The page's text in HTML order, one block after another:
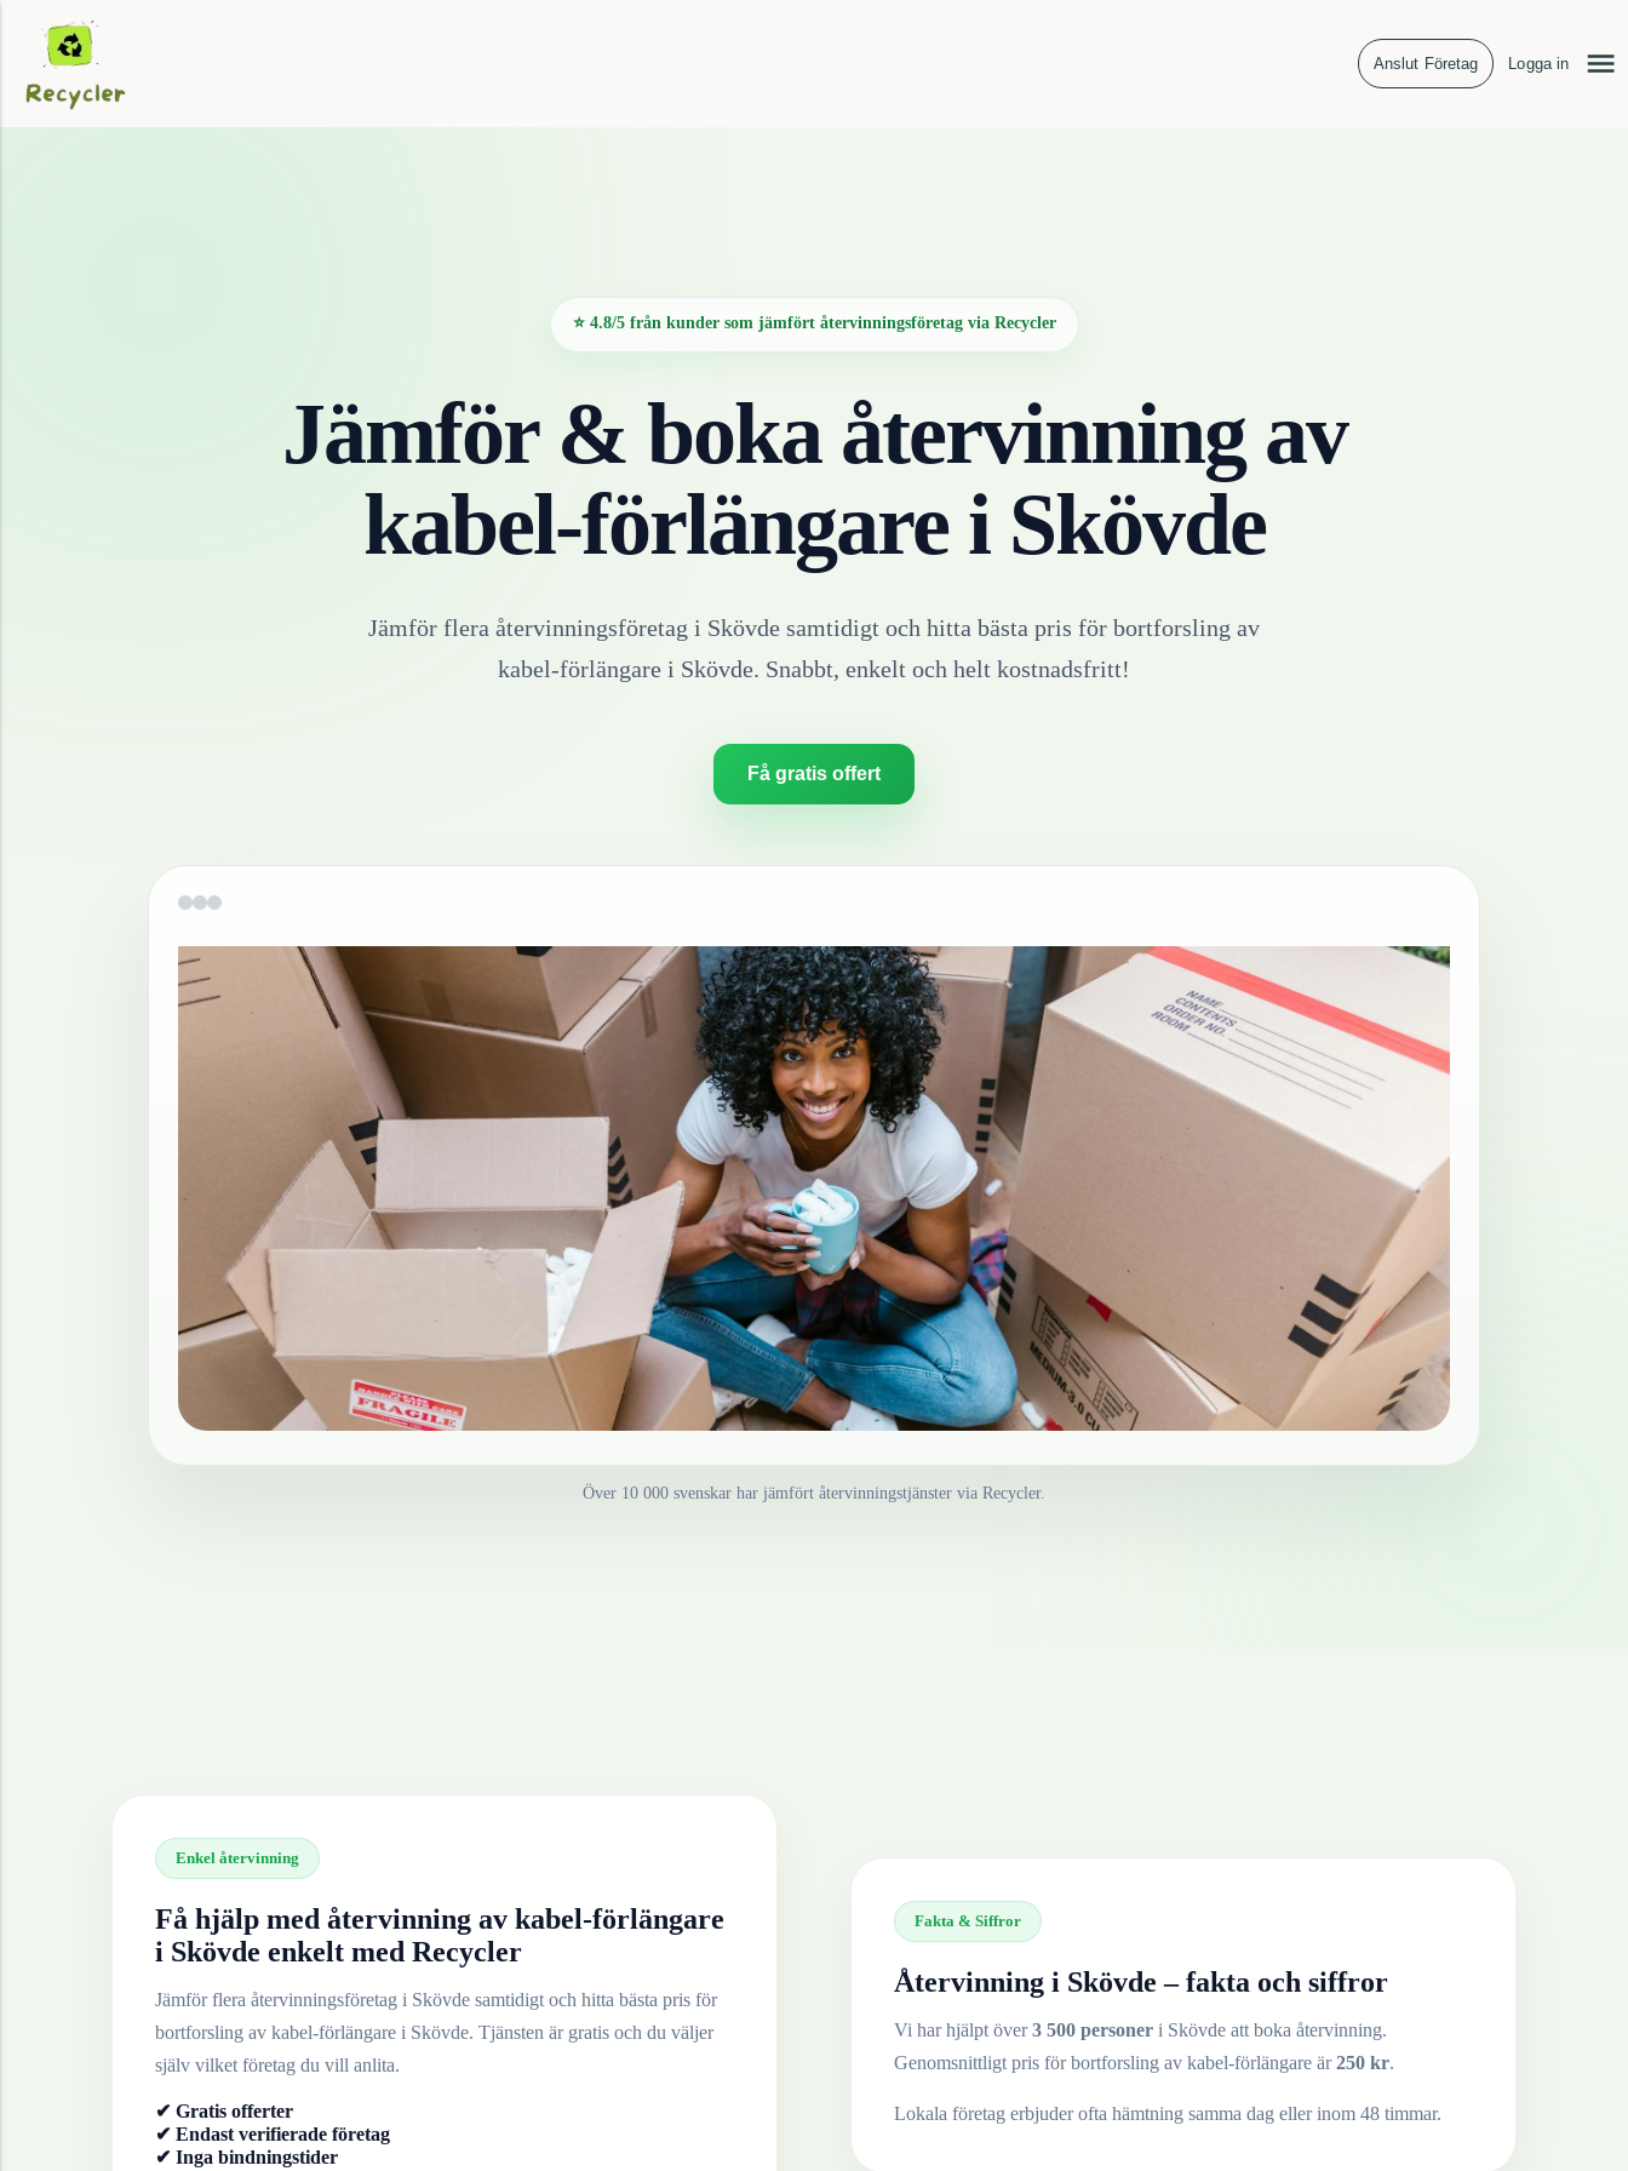
Anslut Företag Logga in
⭐ 4.8/5 från kunder som jämfört återvinningsföretag via Recycler
Jämför & boka återvinning av
kabel-förlängarei Skövde
Jämför flera återvinningsföretag i Skövde samtidigt och hitta bästa pris för bortforsling av
kabel-förlängare i Skövde. Snabbt, enkelt och helt kostnadsfritt!
Få gratis offert
Över 10 000 svenskar har jämfört återvinningstjänster via Recycler.
Enkel återvinning
Få hjälp med återvinning av kabel-förlängare
i Skövde enkelt med Recycler
Jämför flera återvinningsföretag i Skövde samtidigt och hitta bästa pris för
bortforsling av kabel-förlängare i Skövde. Tjänsten är gratis och du väljer
själv vilket företag du vill anlita.
✔ Gratis offerter
✔ Endast verifierade företag
✔ Inga bindningstider
Fakta & Siffror
Återvinning i Skövde – fakta och siffror
Vi har hjälpt över3 500 personer i Skövde att boka återvinning.
Genomsnittligt pris för bortforsling av kabel-förlängare är250 kr.
Lokala företag erbjuder ofta hämtning samma dag eller inom 48 timmar.